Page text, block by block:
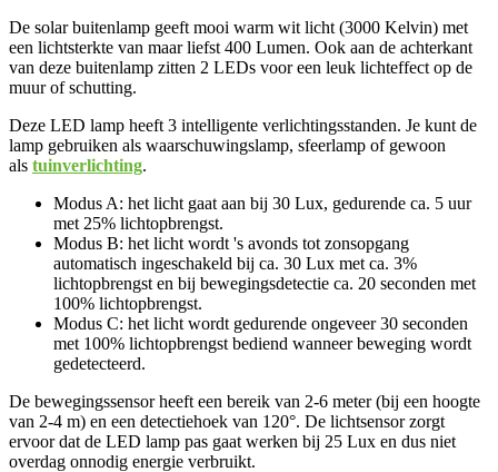
De solar buitenlamp geeft mooi warm wit licht (3000 Kelvin) met
een lichtsterkte van maar liefst 400 Lumen. Ook aan de achterkant
van deze buitenlamp zitten 2 LEDs voor een leuk lichteffect op de
muur of schutting.
Deze LED lamp heeft 3 intelligente verlichtingsstanden. Je kunt de
lamp gebruiken als waarschuwingslamp, sfeerlamp of gewoon
als tuinverlichting.
Modus A: het licht gaat aan bij 30 Lux, gedurende ca. 5 uur
met 25% lichtopbrengst.
Modus B: het licht wordt 's avonds tot zonsopgang
automatisch ingeschakeld bij ca. 30 Lux met ca. 3%
lichtopbrengst en bij bewegingsdetectie ca. 20 seconden met
100% lichtopbrengst.
Modus C: het licht wordt gedurende ongeveer 30 seconden
met 100% lichtopbrengst bediend wanneer beweging wordt
gedetecteerd.
De bewegingssensor heeft een bereik van 2-6 meter (bij een hoogte
van 2-4 m) en een detectiehoek van 120°. De lichtsensor zorgt
ervoor dat de LED lamp pas gaat werken bij 25 Lux en dus niet
overdag onnodig energie verbruikt.